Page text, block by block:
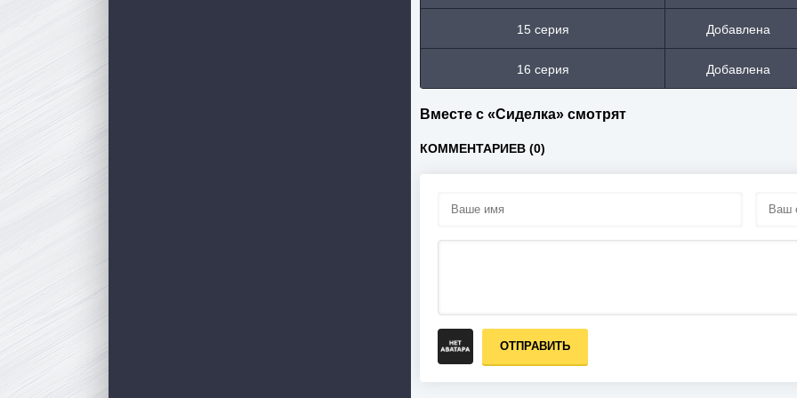
15 серия Добавлена
16 серия Добавлена
Вместе с «Сиделка» смотрят
КОММЕНТАРИЕВ (0)
ОТПРАВИТЬ